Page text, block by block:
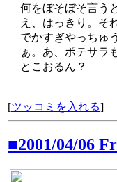
何をぼそぼそ言う
え、はっきり。そ
でかすぎやっちゅ
ぁ。あ、ポテサラ
とこおるん？
[ツッコミを入れる]
■2001/04/06